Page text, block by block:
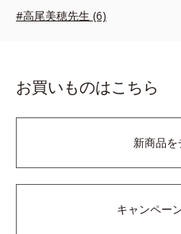
#高尾美穂先生 (6)
お買いものはこちら
新商品を
キャンペー